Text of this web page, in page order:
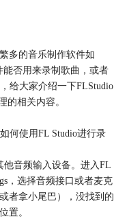
多的音乐制作软件如
能否用来录制歌曲，或者
给大家介绍一下FLStudio
的相关内容。
何使用FL Studio进行录
他音频输入设备。进入FL
，选择音频接口或者麦克
者拿小尾巴），没找到的
置。